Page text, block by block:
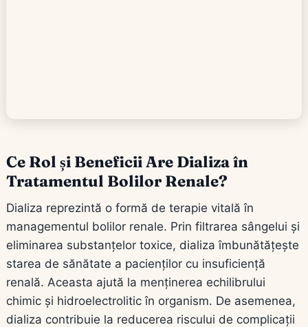
Ce Rol și Beneficii Are Dializa în
Tratamentul Bolilor Renale?
Dializa reprezintă o formă de terapie vitală în
managementul bolilor renale. Prin filtrarea sângelui și
eliminarea substanțelor toxice, dializa îmbunătățește
starea de sănătate a pacienților cu insuficiență
renală. Aceasta ajută la menținerea echilibrului
chimic și hidroelectrolitic în organism. De asemenea,
dializa contribuie la reducerea riscului de complicații